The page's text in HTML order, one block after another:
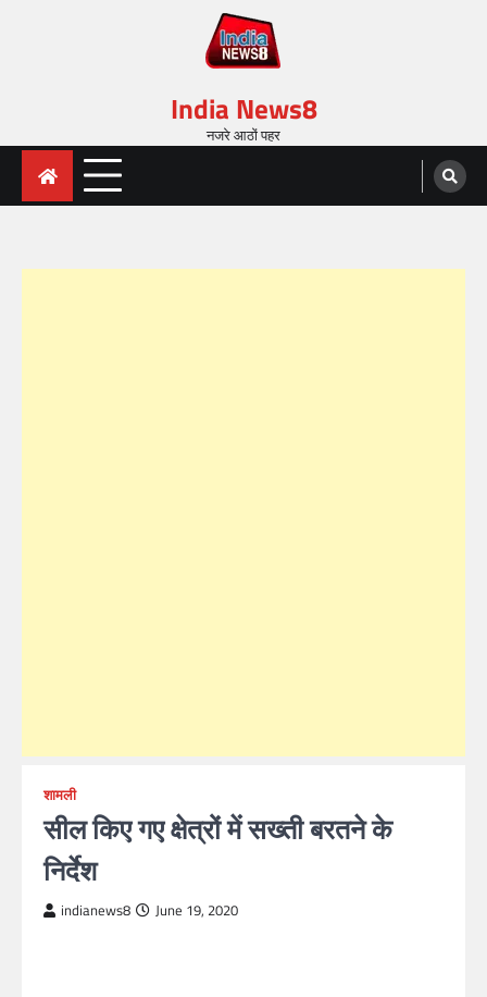
India News8
नजरे आठों पहर
शामली
सील किए गए क्षेत्रों में सख्ती बरतने के
निर्देश
indianews8 June 19, 2020